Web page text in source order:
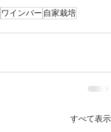
ワインバー 自家栽培
すべて表示